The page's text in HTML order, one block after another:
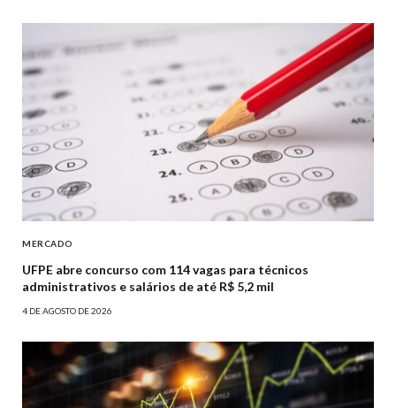
MERCADO
UFPE abre concurso com 114 vagas para técnicos
administrativos e salários de até R$ 5,2 mil
4 DE AGOSTO DE 2026